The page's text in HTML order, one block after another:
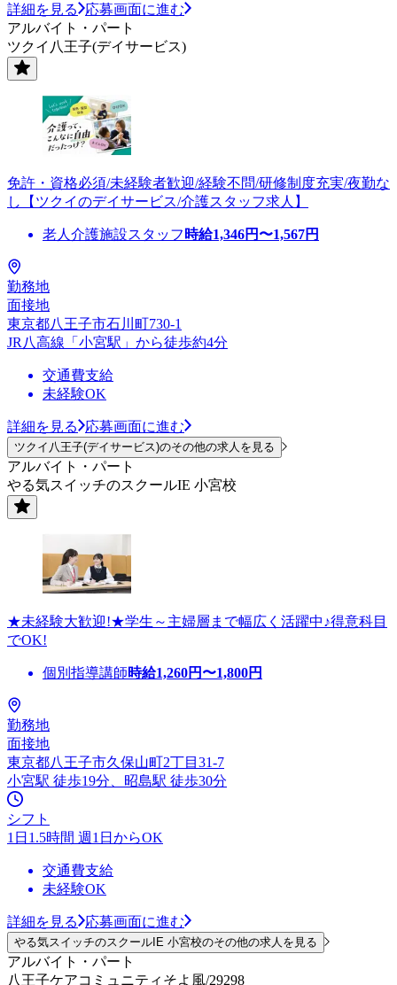
詳細を見る
応募画面に進む
アルバイト・パート
ツクイ八王子(デイサービス)
免許・資格必須/未経験者歓迎/経験不問/研修制度充実/夜勤な
し【ツクイのデイサービス/介護スタッフ求人】
老人介護施設スタッフ 時給1,346円〜1,567円
勤務地
面接地
東京都八王子市石川町730-1
JR八高線「小宮駅」から徒歩約4分
交通費支給
未経験OK
詳細を見る 応募画面に進む
ツクイ八王子(デイサービス)のその他の求人を見る
アルバイト・パート
やる気スイッチのスクールIE 小宮校
★未経験大歓迎!★学生～主婦層まで幅広く活躍中♪得意科目
でOK!
個別指導講師時給1,260円〜1,800円
勤務地
面接地
東京都八王子市久保山町2丁目31-7
小宮駅 徒歩19分、昭島駅 徒歩30分
シフト
1日1.5時間 週1日からOK
交通費支給
未経験OK
詳細を見る 応募画面に進む
やる気スイッチのスクールIE 小宮校のその他の求人を見る
アルバイト・パート
八王子ケアコミュニティそよ風/29298